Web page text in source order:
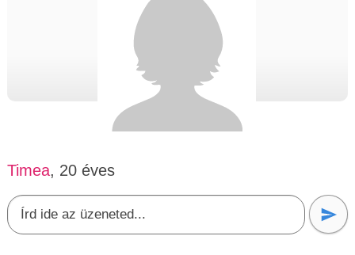
Timea, 20 éves